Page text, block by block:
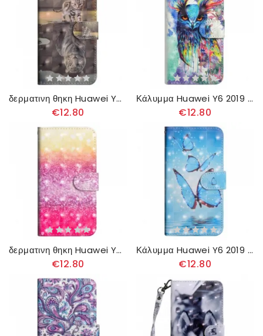
δερματινη θηκη Huawei Y6 2019 / Honor 8A Ερνέστος Ο Τίγρης
€12.80
Κάλυμμα Huawei Y6 2019 / Honor 8A Ακουαρέλα Πουλί
€12.80
δερματινη θηκη Huawei Y6 2019 / Honor 8A Ματζέντα Glitter Gradient
€12.80
Κάλυμμα Huawei Y6 2019 / Honor 8A Πετώντας Μπλε Πεταλούδες
€12.80